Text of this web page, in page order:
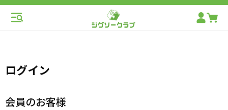
ログイン
会員のお客様